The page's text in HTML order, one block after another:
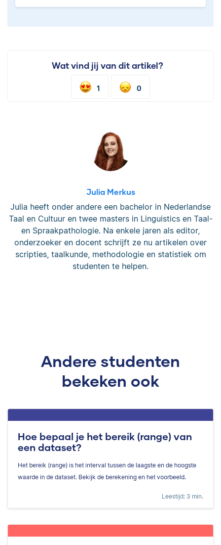
Wat vind jij van dit artikel?
1 0
Julia Merkus
Julia heeft onder andere een bachelor in Nederlandse
Taal en Cultuur en twee masters in Linguistics en Taal-
en Spraakpathologie. Na enkele jaren als editor,
onderzoeker en docent schrijft ze nu artikelen over
scripties, taalkunde, methodologie en statistiek om
studenten te helpen.
Andere studenten
bekeken ook
Hoe bepaal je het bereik (range) van
een dataset?
Het bereik (range) is het interval tussen de laagste en de hoogste
waarde in de dataset. Bekijk de berekening en het voorbeeld.
Leestijd: 3 min.